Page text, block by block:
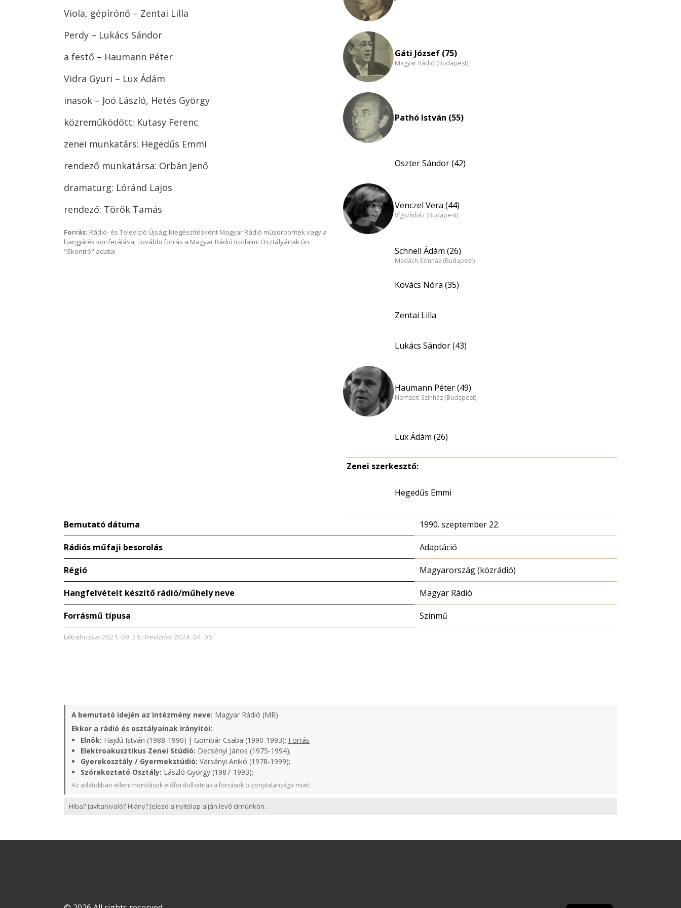
Viola, gépírónő – Zentai Lilla
Perdy – Lukács Sándor
a festő – Haumann Péter
Vidra Gyuri – Lux Ádám
inasok – Joó László, Hetés György
közreműködött: Kutasy Ferenc
zenei munkatárs: Hegedűs Emmi
rendező munkatársa: Orbán Jenő
dramaturg: Lóránd Lajos
rendező: Török Tamás
Forrás: Rádió- és Televízió Újság; Kiegészítésként Magyar Rádió műsorboríték vagy a
hangjáték konferálása; További forrás a Magyar Rádió Irodalmi Osztályának ún.
"Skontró" adatai
Gáti József (75)
Magyar Rádió (Budapest)
Pathó István (55)
Oszter Sándor (42)
Venczel Vera (44)
Vígszínház (Budapest)
Schnell Ádám (26)
Madách Színház (Budapest)
Kovács Nóra (35)
Zentai Lilla
Lukács Sándor (43)
Haumann Péter (49)
Nemzeti Színház (Budapest)
Lux Ádám (26)
Zenei szerkesztő:
Hegedűs Emmi
Bemutató dátuma 1990. szeptember 22.
Rádiós műfaji besorolás Adaptáció
Régió Magyarország (közrádió)
Hangfelvételt készítő rádió/műhely neve Magyar Rádió
Forrásmű típusa Színmű
Létrehozva: 2021. 09. 28.; Revíziók: 2024. 04. 05.
A bemutató idején az intézmény neve: Magyar Rádió (MR)
Ekkor a rádió és osztályainak irányítói:
Elnök: Hajdú István (1988-1990) | Gombár Csaba (1990-1993); Forrás
Elektroakusztikus Zenei Stúdió: Decsényi János (1975-1994);
Gyerekosztály / Gyermekstúdió: Varsányi Anikó (1978-1999);
Szórakoztató Osztály: László György (1987-1993);
Az adatokban ellentmondások előfordulhatnak a források bizonytalansága miatt.
Hiba? Javítanivaló? Hiány? Jelezd a nyitólap alján levő címünkön.